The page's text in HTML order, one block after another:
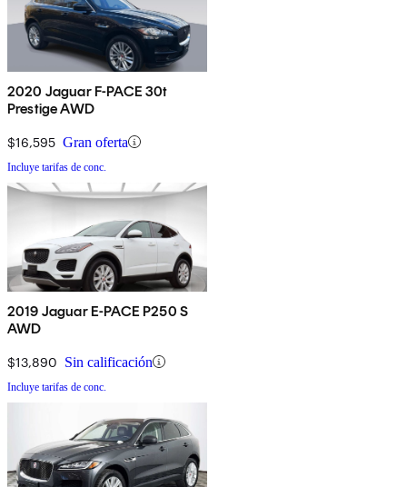
2020 Jaguar F-PACE 30t
Prestige AWD
$16,595 Gran oferta
Incluye tarifas de conc.
2019 Jaguar E-PACE P250 S
AWD
$13,890 Sin calificación
Incluye tarifas de conc.